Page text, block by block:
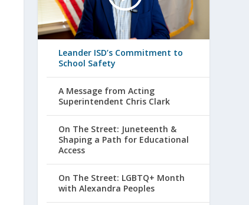
Leander ISD’s Commitment to
School Safety
A Message from Acting
Superintendent Chris Clark
On The Street: Juneteenth &
Shaping a Path for Educational
Access
On The Street: LGBTQ+ Month
with Alexandra Peoples